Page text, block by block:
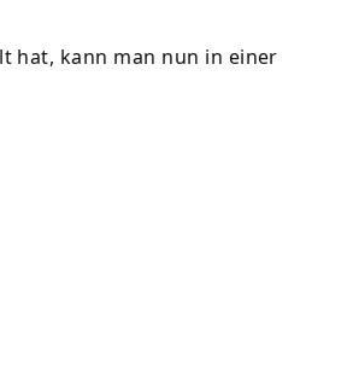
hat, kann man nun in einer